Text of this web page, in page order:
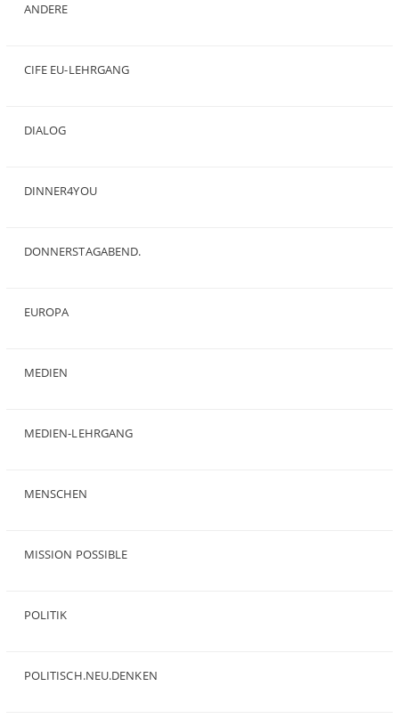
ANDERE
CIFE EU-LEHRGANG
DIALOG
DINNER4YOU
DONNERSTAGABEND.
EUROPA
MEDIEN
MEDIEN-LEHRGANG
MENSCHEN
MISSION POSSIBLE
POLITIK
POLITISCH.NEU.DENKEN